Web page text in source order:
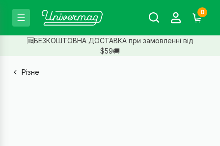
0
🆓БЕЗКОШТОВНА ДОСТАВКА при замовленні від
$59🚚
Різне